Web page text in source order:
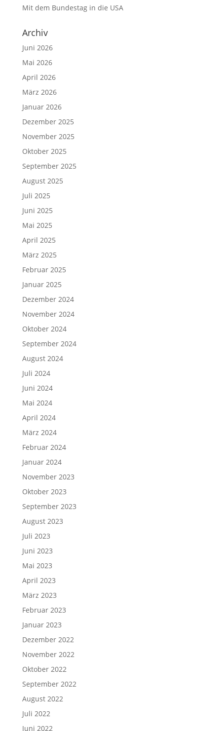
Mit dem Bundestag in die USA
Archiv
Juni 2026
Mai 2026
April 2026
März 2026
Januar 2026
Dezember 2025
November 2025
Oktober 2025
September 2025
August 2025
Juli 2025
Juni 2025
Mai 2025
April 2025
März 2025
Februar 2025
Januar 2025
Dezember 2024
November 2024
Oktober 2024
September 2024
August 2024
Juli 2024
Juni 2024
Mai 2024
April 2024
März 2024
Februar 2024
Januar 2024
November 2023
Oktober 2023
September 2023
August 2023
Juli 2023
Juni 2023
Mai 2023
April 2023
März 2023
Februar 2023
Januar 2023
Dezember 2022
November 2022
Oktober 2022
September 2022
August 2022
Juli 2022
Juni 2022